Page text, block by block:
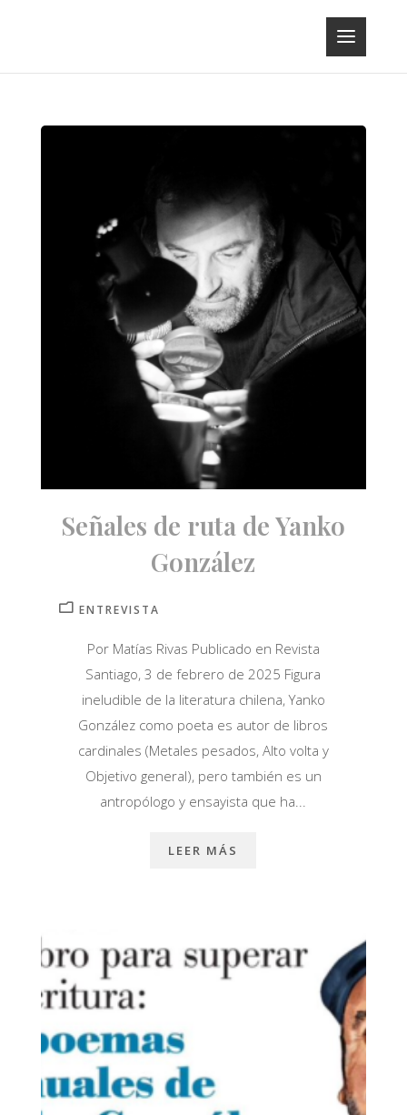
Señales de ruta de Yanko
González
ENTREVISTA
Por Matías Rivas Publicado en Revista
Santiago, 3 de febrero de 2025 Figura
ineludible de la literatura chilena, Yanko
González como poeta es autor de libros
cardinales (Metales pesados, Alto volta y
Objetivo general), pero también es un
antropólogo y ensayista que ha...
LEER MÁS